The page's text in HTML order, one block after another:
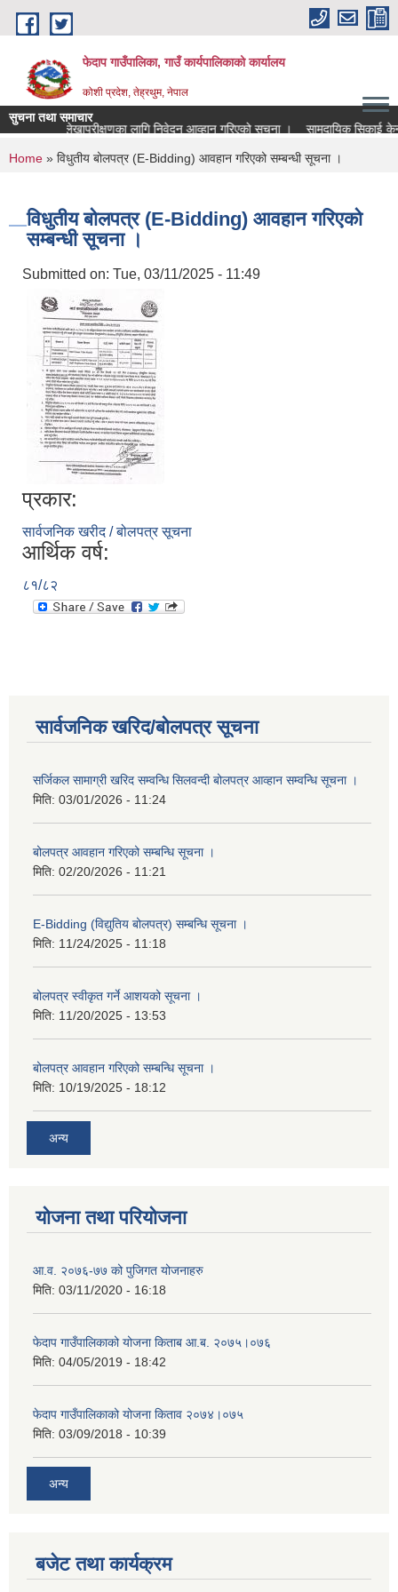
Skip to main content
फेदाप गाउँपालिका, गाउँ कार्यपालिकाको कार्यालय
कोशी प्रदेश, तेह्रथुम, नेपाल
सुचना तथा समाचार
लेखापरीक्षणका लागि निवेदन आव्हान गरिएको सूचना ।
सामुदायिक सिकाई
You are here
Home » विधुतीय बोलपत्र (E-Bidding) आवहान गरिएको सम्बन्धी सूचना ।
विधुतीय बोलपत्र (E-Bidding) आवहान गरिएको
सम्बन्धी सूचना ।
Submitted on: Tue, 03/11/2025 - 11:49
प्रकार:
सार्वजनिक खरीद / बोलपत्र सूचना
आर्थिक वर्ष:
८१/८२
सार्वजनिक खरिद/बोलपत्र सूचना
सर्जिकल सामाग्री खरिद सम्वन्धि सिलवन्दी बोलपत्र आव्हान सम्वन्धि सूचना ।
मिति: 03/01/2026 - 11:24
बोलपत्र आवहान गरिएको सम्बन्धि सूचना ।
मिति: 02/20/2026 - 11:21
E-Bidding (विद्युतिय बोलपत्र) सम्बन्धि सूचना ।
मिति: 11/24/2025 - 11:18
बोलपत्र स्वीकृत गर्ने आशयको सूचना ।
मिति: 11/20/2025 - 13:53
बोलपत्र आवहान गरिएको सम्बन्धि सूचना ।
मिति: 10/19/2025 - 18:12
अन्य
योजना तथा परियोजना
आ.व. २०७६-७७ को पुजिगत योजनाहरु
मिति: 03/11/2020 - 16:18
फेदाप गाउँपालिकाको योजना किताब आ.ब. २०७५।०७६
मिति: 04/05/2019 - 18:42
फेदाप गाउँपालिकाको योजना किताव २०७४।०७५
मिति: 03/09/2018 - 10:39
अन्य
बजेट तथा कार्यक्रम